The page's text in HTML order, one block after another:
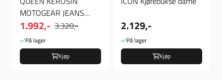
MOTOGEAR JEANS
BLACK
1.992,- 3.320,-
På lager
Kjøp
2.129,-
På lager
Kjøp